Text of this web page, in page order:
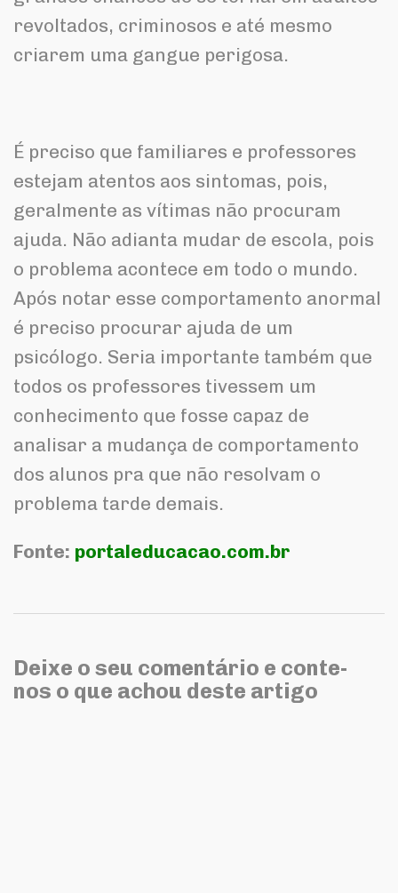
revoltados, criminosos e até mesmo
criarem uma gangue perigosa.
É preciso que familiares e professores
estejam atentos aos sintomas, pois,
geralmente as vítimas não procuram
ajuda. Não adianta mudar de escola, pois
o problema acontece em todo o mundo.
Após notar esse comportamento anormal
é preciso procurar ajuda de um
psicólogo. Seria importante também que
todos os professores tivessem um
conhecimento que fosse capaz de
analisar a mudança de comportamento
dos alunos pra que não resolvam o
problema tarde demais.
Fonte: portaleducacao.com.br
Deixe o seu comentário e conte-
nos o que achou deste artigo